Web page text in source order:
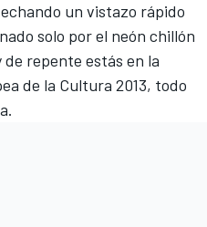
un vistazo rápido
solo por el neón chillón
repente estás en la
de la Cultura 2013, todo